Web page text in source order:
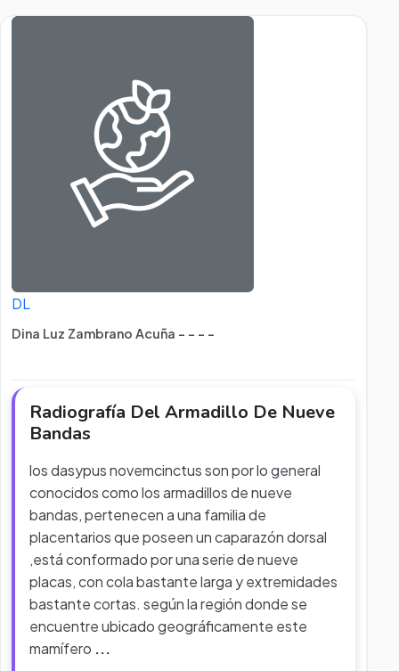
DL
Dina Luz Zambrano Acuña - - - -
Radiografía Del Armadillo De Nueve
Bandas
los dasypus novemcinctus son por lo general
conocidos como los armadillos de nueve
bandas, pertenecen a una familia de
placentarios que poseen un caparazón dorsal
,está conformado por una serie de nueve
placas, con cola bastante larga y extremidades
bastante cortas. según la región donde se
encuentre ubicado geográficamente este
mamífero ...